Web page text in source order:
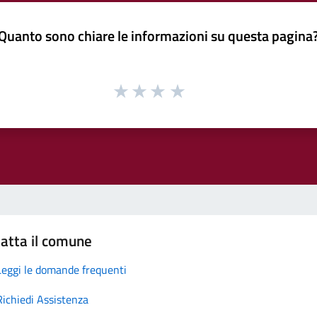
sono chiare le informazioni su questa
il comune
le domande frequenti
Assistenza